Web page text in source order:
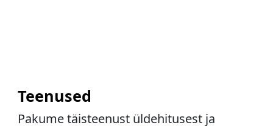
Teenused
Pakume täisteenust üldehitusest ja